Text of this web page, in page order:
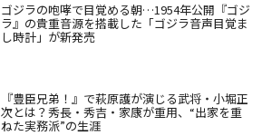
ゴジラの咆哮で目覚める朝…1954年公開『ゴジ
ラ』の貴重音源を搭載した「ゴジラ音声目覚ま
し時計」が新発売
『豊臣兄弟！』で萩原護が演じる武将・小堀正
次とは？秀長・秀吉・家康が重用、“出家を重
ねた実務派”の生涯